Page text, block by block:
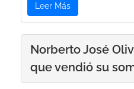
Leer Más
Norberto José
que vendió su